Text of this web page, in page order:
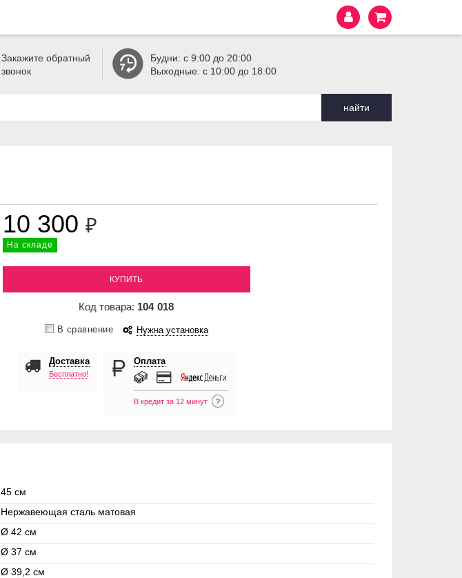
Закажите обратный
звонок
Будни: с 9:00 до 20:00
Выходные: с 10:00 до 18:00
найти
10 300 ₽
На складе
КУПИТЬ
Код товара: 104 018
В сравнение Нужна установка
Доставка
Бесплатно!
Оплата
В кредит за 12 минут ?
45 см
Нержавеющая сталь матовая
Ø 42 см
Ø 37 см
Ø 39,2 см